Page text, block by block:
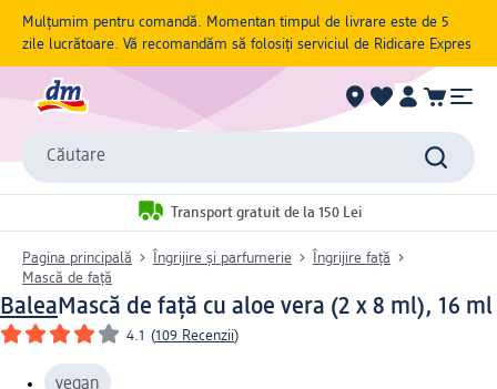
Mulțumim pentru comandă. Momentan timpul de livrare este de 5
zile lucrătoare. Vă recomandăm să folosiți serviciul de Ridicare Expres
Căutare
Transport gratuit de la 150 Lei
Pagina principală Îngrijire și parfumerie
Îngrijire față
Mască de față
BaleaMască de față cu aloe vera (2 x 8 ml), 16 ml
4.1 (109 Recenzii)
vegan